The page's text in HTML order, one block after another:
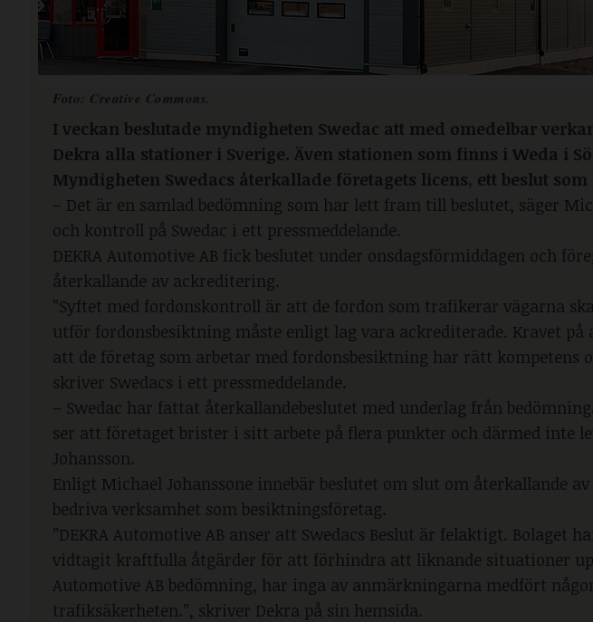
Foto: Creative Commons.
I veckan beslutade myndigheten Swedac att med omedelbar
Dekra alla stationer i Sverige. Även stationen som finns i Weda i
Myndigheten Swedacs återkallade företagets licens, ett beslut
– Det är en samlad bedömning som har lett fram till beslutet, säger
och kontroll på Swedac i ett pressmeddelande.
DEKRA Automotive AB fick beslutet under onsdagsförmiddagen och
återkallande av ackreditering.
”Syftet med fordonskontroll är att de fordon som trafikerar vägarna
utför fordonsbesiktning måste enligt lag vara ackrediterade. Kravet
att de företag som arbetar med fordonsbesiktning har rätt kompetens
skriver Swedacs i ett pressmeddelande.
– Swedac har fattat återkallandebeslutet med underlag från
ser att företaget brister i sitt arbete på flera punkter och därmed inte
Johansson.
Enligt Michael Johanssone innebär beslutet om slut om återkallande
bedriva verksamhet som besiktningsföretag.
”DEKRA Automotive AB anser att Swedacs Beslut är felaktigt.
vidtagit kraftfulla åtgärder för att förhindra att liknande situationer
Automotive AB bedömning, har inga av anmärkningarna medfört
trafiksäkerheten.”, skriver Dekra på sin hemsida.